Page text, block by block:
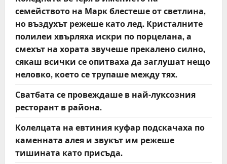
семейството на Марк блестеше от светлина,
но въздухът режеше като лед. Кристалните
полилеи хвърляха искри по порцелана, а
смехът на хората звучеше прекалено силно,
сякаш всички се опитваха да заглушат нещо
неловко, което се трупаше между тях.
Сватбата се провеждаше в най-луксозния
ресторант в района.
Колелцата на евтиния куфар подскачаха по
каменната алея и звукът им режеше
тишината като присъда.